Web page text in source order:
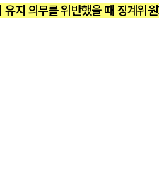
지 의무를 위반했을 때 징계위원